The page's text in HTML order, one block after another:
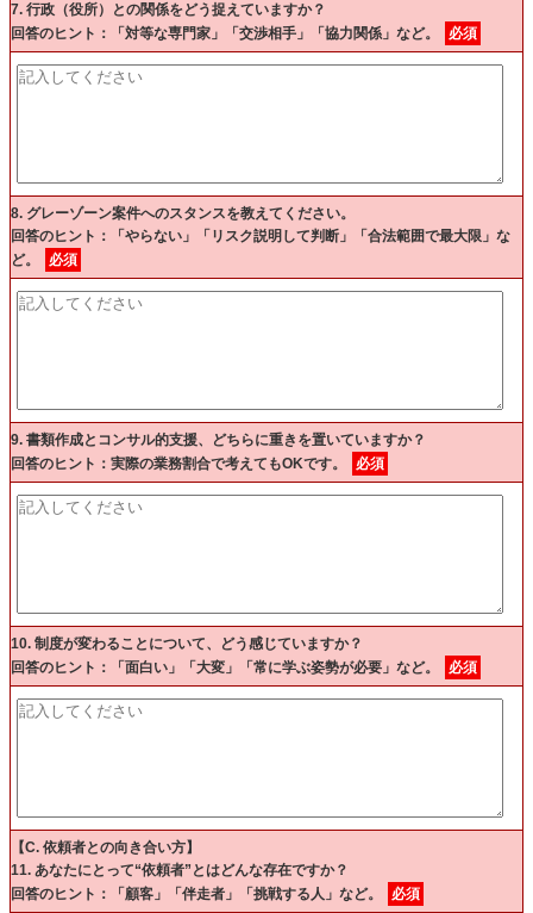
7. 行政（役所）との関係をどう捉えていますか？
回答のヒント：「対等な専門家」「交渉相手」「協力関係」など。
必須
8. グレーゾーン案件へのスタンスを教えてください。
回答のヒント：「やらない」「リスク説明して判断」「合法範囲で最大限」な
ど。
必須
9. 書類作成とコンサル的支援、どちらに重きを置いていますか？
回答のヒント：実際の業務割合で考えてもOKです。
必須
10. 制度が変わることについて、どう感じていますか？
回答のヒント：「面白い」「大変」「常に学ぶ姿勢が必要」など。
必須
【C. 依頼者との向き合い方】
11. あなたにとって“依頼者”とはどんな存在ですか？
回答のヒント：「顧客」「伴走者」「挑戦する人」など。
必須